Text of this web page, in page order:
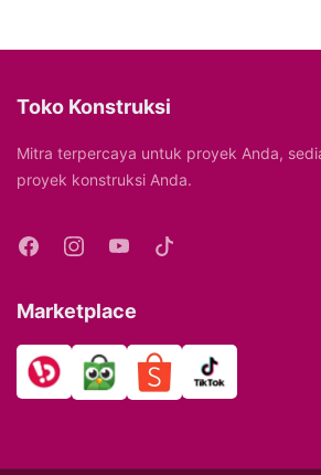
Toko Konstruksi
Mitra terpercaya untuk proyek Anda,
proyek konstruksi Anda.
Marketplace